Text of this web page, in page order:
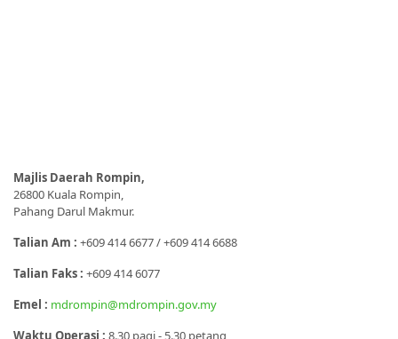
Majlis Daerah Rompin,
26800 Kuala Rompin,
Pahang Darul Makmur.
Talian Am : +609 414 6677 / +609 414 6688
Talian Faks : +609 414 6077
Emel : mdrompin@mdrompin.gov.my
Waktu Operasi : 8.30 pagi - 5.30 petang